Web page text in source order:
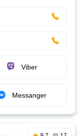
Viber
Messanger